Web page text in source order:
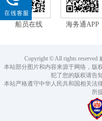
船员在线 海务通APP
Copyright © All rights
本站部分图片和内容来源于网络，版
犯了您的版权请告
本站严格遵守中华人民共和国相关法
所